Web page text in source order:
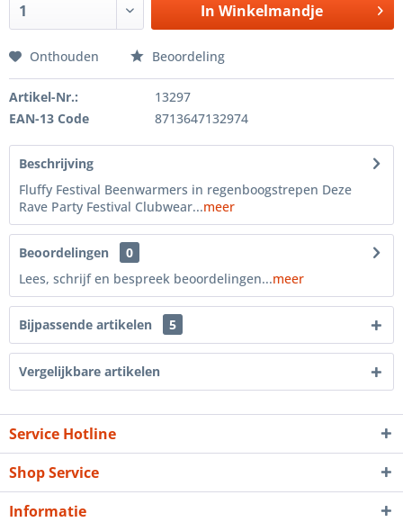
In Winkelmandje
Onthouden Beoordeling
Artikel-Nr.:
13297
EAN-13 Code
8713647132974
Beschrijving
Fluffy Festival Beenwarmers in regenboogstrepen Deze
Rave Party Festival Clubwear...meer
Beoordelingen
0
Lees, schrijf en bespreek beoordelingen...meer
Bijpassende artikelen 5
Vergelijkbare artikelen
Service Hotline
Shop Service
Informatie